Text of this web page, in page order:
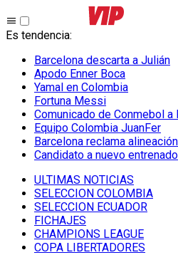
Es tendencia:
Barcelona descarta a Julián
Apodo Enner Boca
Yamal en Colombia
Fortuna Messi
Comunicado de Conmebol a
Equipo Colombia JuanFer
Barcelona reclama
Candidato a nuevo
ULTIMAS NOTICIAS
SELECCION COLOMBIA
SELECCION ECUADOR
FICHAJES
CHAMPIONS LEAGUE
COPA LIBERTADORES